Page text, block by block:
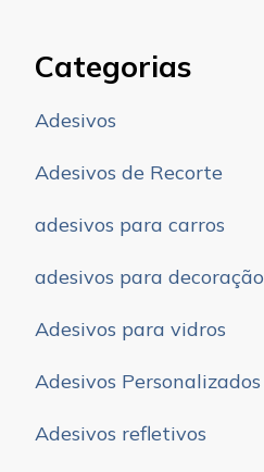
Categorias
Adesivos
Adesivos de Recorte
adesivos para carros
adesivos para decoração
Adesivos para vidros
Adesivos Personalizados
Adesivos refletivos